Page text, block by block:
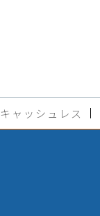
キャッシュレス